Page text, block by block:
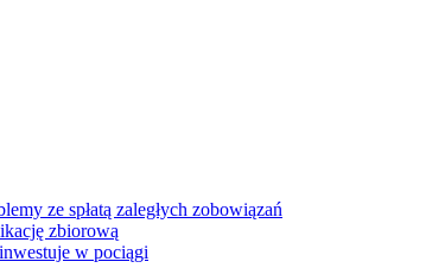
ze spłatą zaległych zobowiązań
zbiorową
w pociągi